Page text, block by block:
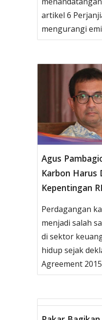
artikel 6
mengurangi
Agus
Karbon Harus
Kepentingan RI
Perdagangan
menjadi salah
di sektor
hidup sejak
Agreement